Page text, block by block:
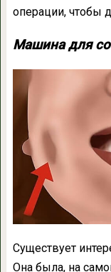
операции, чтобы
Машина для
Существует
Она была, на